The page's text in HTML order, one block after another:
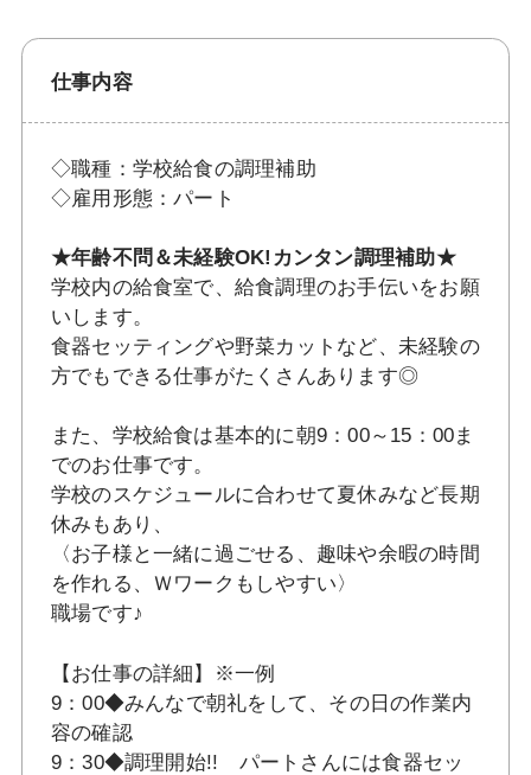
仕事内容
◇職種：学校給食の調理補助
◇雇用形態：パート
★年齢不問＆未経験OK!カンタン調理補助★
学校内の給食室で、給食調理のお手伝いをお願
いします。
食器セッティングや野菜カットなど、未経験の
方でもできる仕事がたくさんあります◎
また、学校給食は基本的に朝9：00～15：00ま
でのお仕事です。
学校のスケジュールに合わせて夏休みなど長期
休みもあり、
〈お子様と一緒に過ごせる、趣味や余暇の時間
を作れる、Ｗワークもしやすい〉
職場です♪
【お仕事の詳細】※一例
9：00◆みんなで朝礼をして、その日の作業内
容の確認
9：30◆調理開始!! パートさんには食器セッ